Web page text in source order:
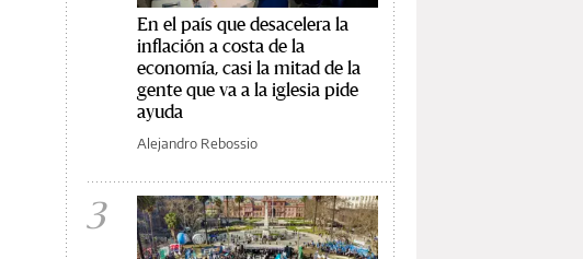
En el país que desacelera la
inflación a costa de la
economía, casi la mitad de la
gente que va a la iglesia pide
ayuda
Alejandro Rebossio
3